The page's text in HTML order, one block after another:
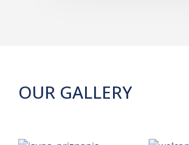
OUR GALLERY